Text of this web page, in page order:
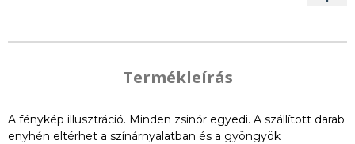
Termékleírás
A fénykép illusztráció. Minden zsinór egyedi. A szállított darab
enyhén eltérhet a színárnyalatban és a gyöngyök